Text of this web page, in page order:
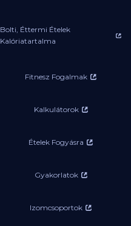
Bolti, Éttermi Ételek
Kalóriatartalma
Fitnesz Fogalmak
Kalkulátorok
Ételek Fogyásra
Gyakorlatok
Izomcsoportok